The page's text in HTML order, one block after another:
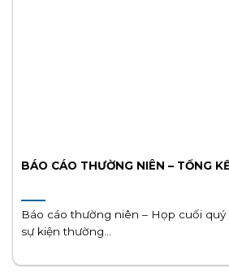
BÁO CÁO THƯỜNG NIÊN – TỔNG
Báo cáo thường niên – Họp cuối
sự kiện thường...